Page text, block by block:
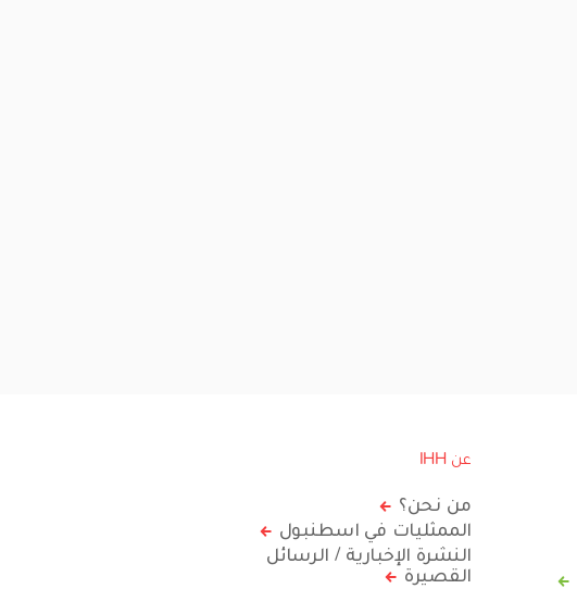
عن IHH
من نحن؟
الممثليات في اسطنبول
النشرة الإخبارية / الرسائل
القصيرة